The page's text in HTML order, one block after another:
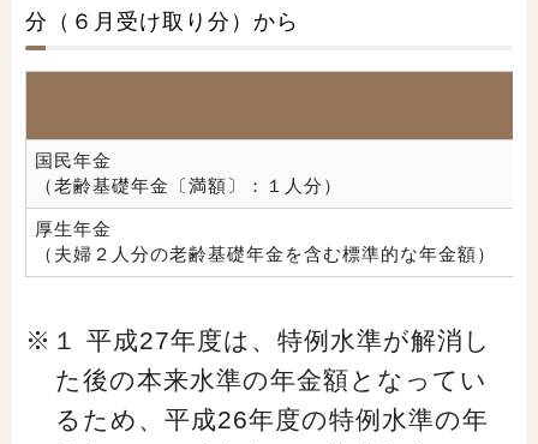
分（６月受け取り分）から
国民年金
（老齢基礎年金〔満額〕：１人分）
厚生年金
（夫婦２人分の老齢基礎年金を含む標準的な年金額）
※１ 平成27年度は、特例水準が解消し
た後の本来水準の年金額となってい
るため、平成26年度の特例水準の年